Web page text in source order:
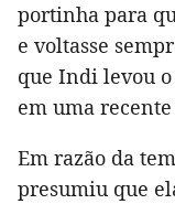
portinha para
e voltasse
que Indi levou
em uma
Em razão da
presumiu que